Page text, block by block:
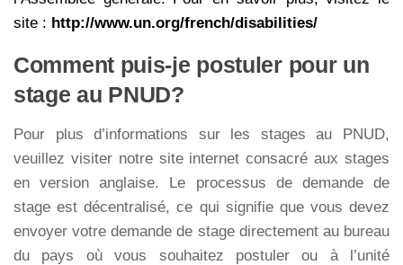
site : http://www.un.org/french/disabilities/
Comment puis-je postuler pour un
stage au PNUD?
Pour plus d’informations sur les stages au PNUD,
veuillez visiter notre site internet consacré aux stages
en version anglaise. Le processus de demande de
stage est décentralisé, ce qui signifie que vous devez
envoyer votre demande de stage directement au bureau
du pays où vous souhaitez postuler ou à l’unité